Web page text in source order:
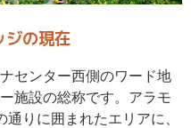
ジの現在
センター西側のワード地
施設の総称です。アラモ
りに囲まれたエリアに、